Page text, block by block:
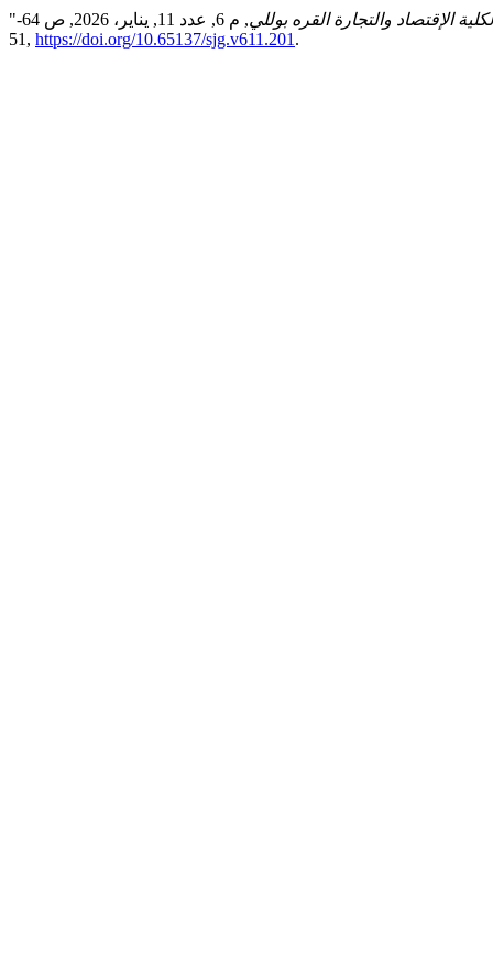
الإقتصاد والتجارة القره بوللي
, م 6, عدد 11, يناير، 2026, ص 64-
51, https://doi.org/10.65137/sjg.v611.201 .